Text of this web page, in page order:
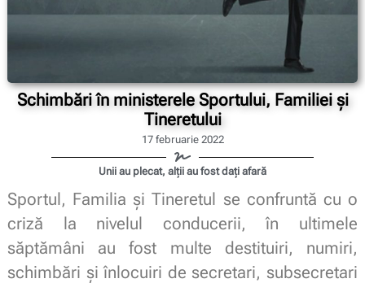
Schimbări în ministerele Sportului, Familiei și
Tineretului
17 februarie 2022
Unii au plecat, alții au fost dați afară
Sportul, Familia și Tineretul se confruntă cu o
criză la nivelul conducerii, în ultimele
săptămâni au fost multe destituiri, numiri,
schimbări și înlocuiri de secretari, subsecretari